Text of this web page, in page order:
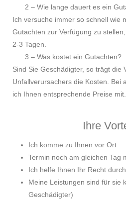
2 – Wie lange dauert es ein
Ich versuche immer so schnell wie
Gutachten zur Verfügung zu
2-3 Tagen.
3 – Was kostet ein Gutachten?
Sind Sie Geschädigter, so trägt die
Unfallverursachers die Kosten. Bei
ich Ihnen entsprechende Preise mit.
Ihre
Ich komme zu Ihnen vor Ort
Termin noch am gleichen Tag
Ich helfe Ihnen Ihr Recht
Meine Leistungen sind für sie
Geschädigter)